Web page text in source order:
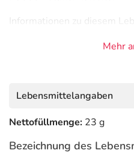
Informationen zu diesem
Mehr
Lebensmittelangaben
Nettofüllmenge: 23 g
Bezeichnung des